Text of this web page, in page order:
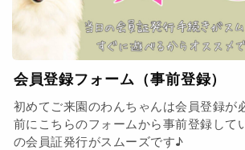
会員登録フォーム（事前登録）
初めてご来園のわんちゃんは会員登録が
前にこちらのフォームから事前登録して
の会員証発行がスムーズです♪